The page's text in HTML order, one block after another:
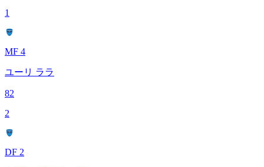
1
MF 4
ユーリ ララ
82
2
DF 2